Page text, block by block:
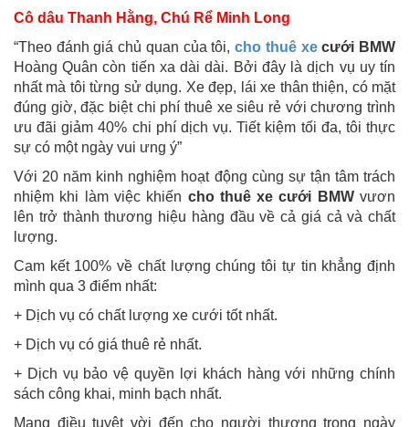
Cô dâu Thanh Hằng, Chú Rể Minh Long
“Theo đánh giá chủ quan của tôi,cho thuê xecưới BMW
Hoàng Quân còn tiến xa dài dài. Bởi đây là dịch vụ uy tín
nhất mà tôi từng sử dụng. Xe đẹp, lái xe thân thiện, có mặt
đúng giờ, đặc biệt chi phí thuê xe siêu rẻ với chương trình
ưu đãi giảm 40% chi phí dịch vụ. Tiết kiệm tối đa, tôi thực
sự có một ngày vui ưng ý”
Với 20 năm kinh nghiệm hoạt động cùng sự tận tâm trách
nhiệm khi làm việc khiến cho thuê xe cưới BMWvươn
lên trở thành thương hiệu hàng đầu về cả giá cả và chất
lượng.
Cam kết 100% về chất lượng chúng tôi tự tin khẳng định
mình qua 3 điểm nhất:
+ Dịch vụ có chất lượng xe cưới tốt nhất.
+ Dịch vụ có giá thuê rẻ nhất.
+ Dịch vụ bảo vệ quyền lợi khách hàng với những chính
sách công khai, minh bạch nhất.
Mang điều tuyệt vời đến cho người thương trong ngày